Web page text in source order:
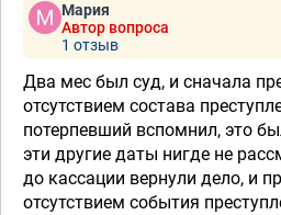
Мария
Автор вопроса
1 отзыв
Два мес был суд, и сначала
отсутствием состава
потерпевший вспомнил, это
эти другие даты нигде не
до кассации вернули дело, и
отсутствием события